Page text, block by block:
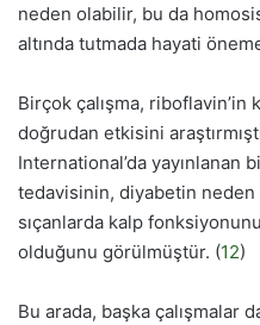
neden olabilir, bu da
altında tutmada hayati
Birçok çalışma, riboflavin’in
doğrudan etkisini
International’da yayınlanan
tedavisinin, diyabetin
sıçanlarda kalp
olduğunu görülmüştür. (12)
Bu arada, başka çalışmalar